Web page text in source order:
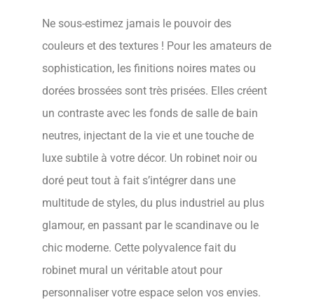
Ne sous-estimez jamais le pouvoir des
couleurs et des textures ! Pour les amateurs de
sophistication, les finitions noires mates ou
dorées brossées sont très prisées. Elles créent
un contraste avec les fonds de salle de bain
neutres, injectant de la vie et une touche de
luxe subtile à votre décor. Un robinet noir ou
doré peut tout à fait s’intégrer dans une
multitude de styles, du plus industriel au plus
glamour, en passant par le scandinave ou le
chic moderne. Cette polyvalence fait du
robinet mural un véritable atout pour
personnaliser votre espace selon vos envies.